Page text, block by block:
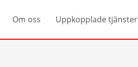
Om oss Uppkopplade tjänster